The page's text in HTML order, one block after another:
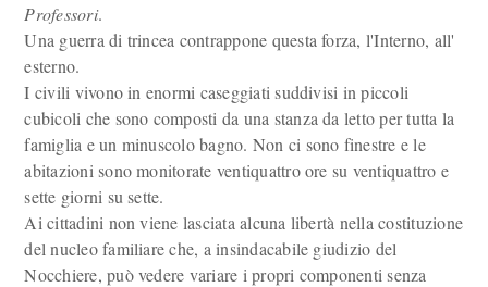
Professori.
Una guerra di trincea contrappone questa forza, l'Interno, all'
esterno.
I civili vivono in enormi caseggiati suddivisi in piccoli
cubicoli che sono composti da una stanza da letto per tutta la
famiglia e un minuscolo bagno. Non ci sono finestre e le
abitazioni sono monitorate ventiquattro ore su ventiquattro e
sette giorni su sette.
Ai cittadini non viene lasciata alcuna libertà nella costituzione
del nucleo familiare che, a insindacabile giudizio del
Nocchiere, può vedere variare i propri componenti senza